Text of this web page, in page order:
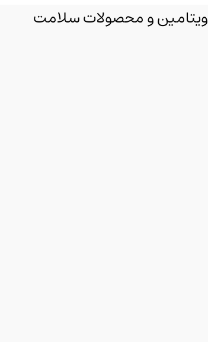
ویتامین و محصولات سلامت